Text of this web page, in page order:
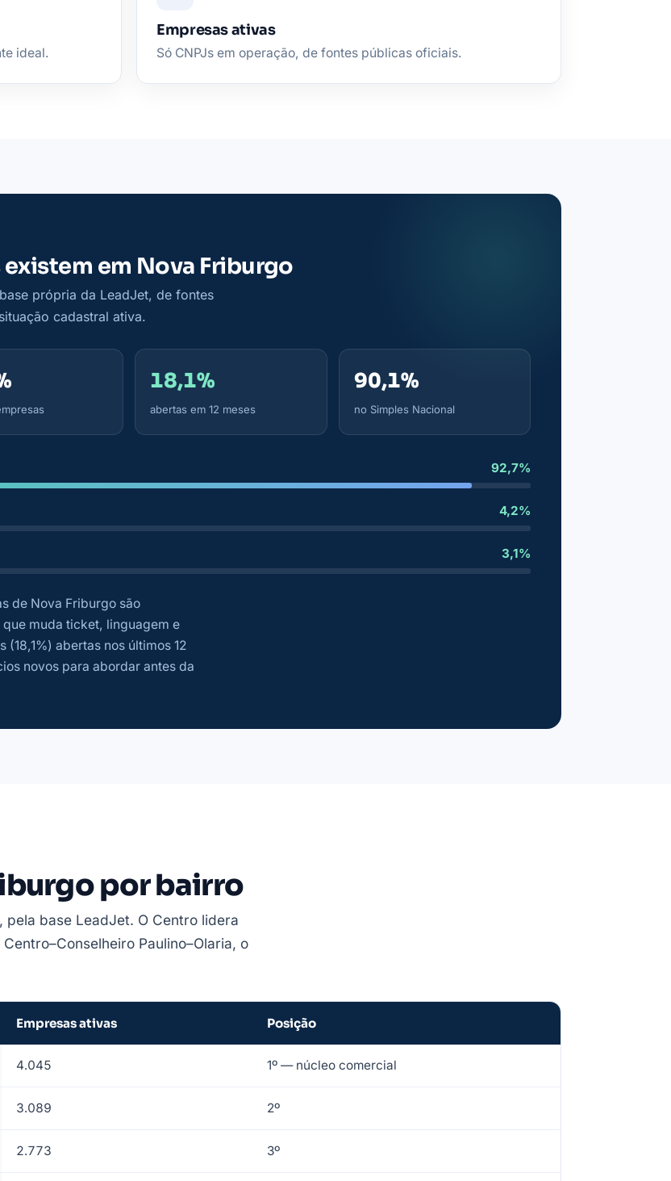
ideal.
Empresas ativas
Só CNPJs em operação, de fontes públicas oficiais.
em Nova Friburgo
própria da LeadJet, de fontes
cadastral ativa.
18,1%
abertas em 12 meses
90,1%
no Simples Nacional
92,7%
4,2%
3,1%
de Nova Friburgo são
que muda ticket, linguagem e
abertas nos últimos 12
novos para abordar antes da
por bairro
base LeadJet. O Centro lidera
Paulino–Olaria, o
Empresas ativas Posição
4.045 1º — núcleo comercial
3.089 2º
2.773 3º